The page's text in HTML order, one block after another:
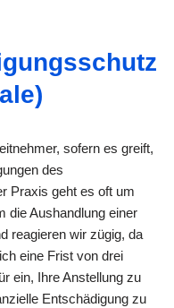
sofern es greift,
des
Praxis geht es oft um
die Aushandlung einer
reagieren wir zügig, da
eine Frist von drei
ein, Ihre Anstellung zu
Entschädigung zu